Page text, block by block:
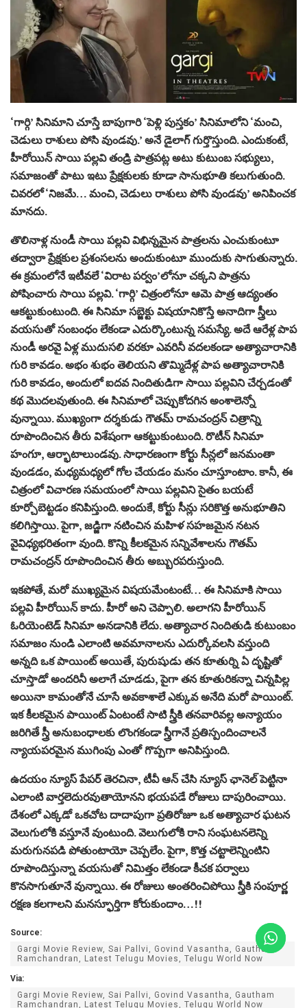
‘గార్గి’ సినిమాని చూస్తే బాపుగారి ‘పెళ్లి పుస్తకం’ సినిమాలోని ‘మంచి,
చెడులు రాశులు పోసి వుండవు.’ అనే డైలాగ్ గుర్తొస్తుంది. ఎందుకంటే,
హీరోయిన్ సాయి పల్లవి తండ్రి పాత్రపట్ల అటు కుటుంబ సభ్యులు,
సమాజంతో పాటు ఇటు ప్రేక్షకులకు కూడా సానుభూతి కలుగుతుంది.
చివరలో ‘నిజమే… మంచి, చెడులు రాశులు పోసి వుండవు’ అనిపించక
మానదు.
తొలినాళ్ల నుండీ సాయి పల్లవి విభిన్నమైన పాత్రలను ఎంచుకుంటూ
తద్వారా ప్రేక్షకుల ప్రశంసలను అందుకుంటూ ముందుకు సాగుతున్నారు.
ఈ క్రమంలోనే ఇటీవలే ‘విరాట పర్వం’లోనూ చక్కని పాత్రను
పోషించారు సాయి పల్లవి. ‘గార్గి’ చిత్రంలోనూ ఆమె పాత్ర ఆద్యంతం
ఆకట్టుకుంటుంది. ఈ సినిమా సబ్జెక్టు విషయానికొస్తే అనాదిగా స్త్రీలు
వయసుతో సంబంధం లేకండా ఎదుర్కొంటున్న సమస్యే. అదే ఆరేళ్ల పాప
నుండీ అరవై ఏళ్ల ముదుసలి వరకూ ఎవరినీ వదలకండా అత్యాచారానికి
గురి కావడం. అభం శుభం తెలియని తొమ్మిదేళ్ల పాప అత్యాచారానికి
గురి కావడం, అందులో ఐదవ నిందితుడిగా సాయి పల్లవిని చేర్చడంతో
కథ మొదలవుతుంది. ఈ సినిమాలో చెప్పుకోదగిన అంశాలెన్నో
వున్నాయి. ముఖ్యంగా దర్శకుడు గౌతమ్ రామచంద్రన్ చిత్రాన్ని
రూపొందించిన తీరు విశేషంగా ఆకట్టుకుంటుంది. రొటీన్ సినిమా
హంగూ, ఆర్భాటాలుండవు. సాధారణంగా కోర్టు సీన్లలో జనమంతా
వుండడం, మధ్యమధ్యలో గోల చేయడం మనం చూస్తూంటాం. కానీ, ఈ
చిత్రంలో విచారణ సమయంలో సాయి పల్లవిని సైతం బయటే
కూర్చోబెట్టడం కనిపిస్తుంది. అందుకే, కోర్టు సీన్లు సరికొత్త అనుభూతిని
కలిగిస్తాయి. పైగా, జడ్జిగా నటించిన మహిళ సహజమైన నటన
వైవిధ్యభరితంగా వుంది. కొన్ని కీలకమైన సన్నివేశాలను గౌతమ్
రామచంద్రన్ రూపొందించిన తీరు అబ్బురపరుస్తుంది.
ఇకపోతే, మరో ముఖ్యమైన విషయమేంటంటే… ఈ సినిమాకి సాయి
పల్లవి హీరోయిన్ కాదు. హీరో అని చెప్పాలి. అలాగని హీరోయిన్
ఓరియెంటెడ్ సినిమా అనడానికి లేదు. అత్యాచార నిందితుడి కుటుంబం
సమాజం నుండి ఎలాంటి అవమానాలను ఎదుర్కోవలసి వస్తుంది
అన్నది ఒక పాయింట్ అయితే, పురుషుడు తన కూతుర్ని ఏ దృష్టితో
చూస్తాడో అందరినీ అలాగే చూడడు, పైగా తన కూతురికన్నా చిన్నపిల్ల
అయినా కామంతోనే చూసే అవకాశాలే ఎక్కువ అనేది మరో పాయింట్.
ఇక కీలకమైన పాయింట్ ఏంటంటే సాటి స్త్రీకి తనవారివల్ల అన్యాయం
జరిగితే స్త్రీ అనుబంధాలకు లొంగకండా స్త్రీగానే ప్రతిస్పందించాలనే
న్యాయపరమైన ముగింపు ఎంతో గొప్పగా అనిపిస్తుంది.
ఉదయం న్యూస్ పేపర్ తెరచినా, టీవీ ఆన్ చేసి న్యూస్ ఛానెల్ పెట్టినా
ఎలాంటి వార్తలెదురవుతాయోనని భయపడే రోజులు దాపురించాయి.
దేశంలో ఎక్కడో ఒకచోట దాదాపుగా ప్రతిరోజూ ఒక అత్యాచార ఘటన
వెలుగులోకి వస్తూనే వుంటుంది. వెలుగులోకి రాని సంఘటనలెన్ని
మరుగునపడి పోతుంటాయో చెప్పలేం. పైగా, కొత్త చట్టాలెన్నింటిని
రూపొందిస్తున్నా వయసుతో నిమిత్తం లేకండా కీచక పర్వాలు
కొనసాగుతూనే వున్నాయి. ఈ రోజులు అంతరించిపోయి స్త్రీకి సంపూర్ణ
రక్షణ కలగాలని మనస్ఫూర్తిగా కోరుకుందాం…!!
Source:
Gargi Movie Review, Sai Pallvi, Govind Vasantha, Gautham
Ramchandran, Latest Telugu Movies, Telugu World Now
Via:
Gargi Movie Review, Sai Pallvi, Govind Vasantha, Gautham
Ramchandran, Latest Telugu Movies, Telugu World Now